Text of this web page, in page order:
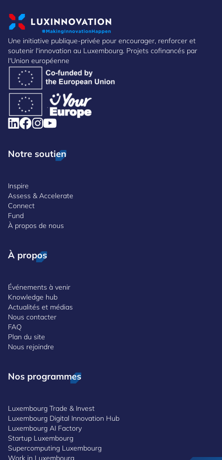
Une initiative publique-privée pour encourager, renforcer et
soutenir l'innovation au Luxembourg. Projets cofinancés par
l'Union européenne
Notre soutien
Inspire
Assess & Accelerate
Connect
Fund
À propos de nous
À propos
Événements à venir
Knowledge hub
Actualités et médias
Nous contacter
FAQ
Plan du site
Nous rejoindre
Nos programmes
Luxembourg Trade & Invest
Luxembourg Digital Innovation Hub
Luxembourg AI Factory
Startup Luxembourg
Supercomputing Luxembourg
Work in Luxembourg